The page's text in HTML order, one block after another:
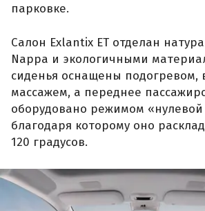
парковке.
Салон Exlantix ET отделан
Nappa и экологичными
сиденья оснащены подогревом,
массажем, а переднее
оборудовано режимом
благодаря которому оно
120 градусов.